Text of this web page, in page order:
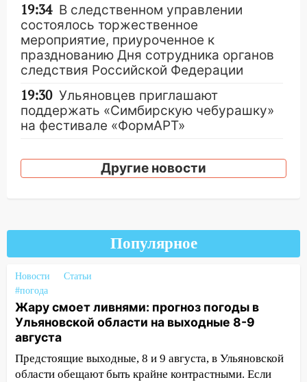
19:34 В следственном управлении
состоялось торжественное
мероприятие, приуроченное к
празднованию Дня сотрудника органов
следствия Российской Федерации
19:30 Ульяновцев приглашают
поддержать «Симбирскую чебурашку»
на фестивале «ФормАРТ»
пилотным регионом проекта
«Культурное долголетие»
новых аппаратов ИВЛ
16:51 В Чердаклинском районе
ремонтируют дороги, ставят остановки
и проводят новое освещение
16:35 В Ульяновске установили ещё
девять бункеров для крупногабаритного
мусора
16:26 В Ульяновске бесплатно покажут
Другие новости
Популярное
Новости
Статьи
#погода
Жару смоет ливнями: прогноз погоды в
Ульяновской области на выходные 8-9
августа
Предстоящие выходные, 8 и 9 августа, в Ульяновской
области обещают быть крайне контрастными. Если